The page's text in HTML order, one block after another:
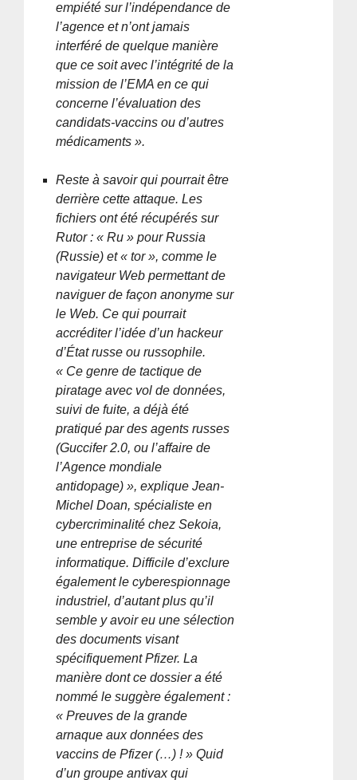
empiété sur l’indépendance de
l’agence et n’ont jamais
interféré de quelque manière
que ce soit avec l’intégrité de la
mission de l’EMA en ce qui
concerne l’évaluation des
candidats-vaccins ou d’autres
médicaments ».
Reste à savoir qui pourrait être
derrière cette attaque. Les
fichiers ont été récupérés sur
Rutor : « Ru » pour Russia
(Russie) et « tor », comme le
navigateur Web permettant de
naviguer de façon anonyme sur
le Web. Ce qui pourrait
accréditer l’idée d’un hackeur
d’État russe ou russophile.
« Ce genre de tactique de
piratage avec vol de données,
suivi de fuite, a déjà été
pratiqué par des agents russes
(Guccifer 2.0, ou l’affaire de
l’Agence mondiale
antidopage) », explique Jean-
Michel Doan, spécialiste en
cybercriminalité chez Sekoia,
une entreprise de sécurité
informatique. Difficile d’exclure
également le cyberespionnage
industriel, d’autant plus qu’il
semble y avoir eu une sélection
des documents visant
spécifiquement Pfizer. La
manière dont ce dossier a été
nommé le suggère également :
« Preuves de la grande
arnaque aux données des
vaccins de Pfizer (…) ! » Quid
d’un groupe antivax qui